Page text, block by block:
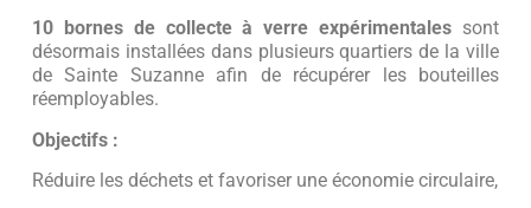
10 bornes de collecte à verre expérimentales sont
désormais installées dans plusieurs quartiers de la ville
de Sainte Suzanne afin de récupérer les bouteilles
réemployables.
Objectifs :
Réduire les déchets et favoriser une économie circulaire,